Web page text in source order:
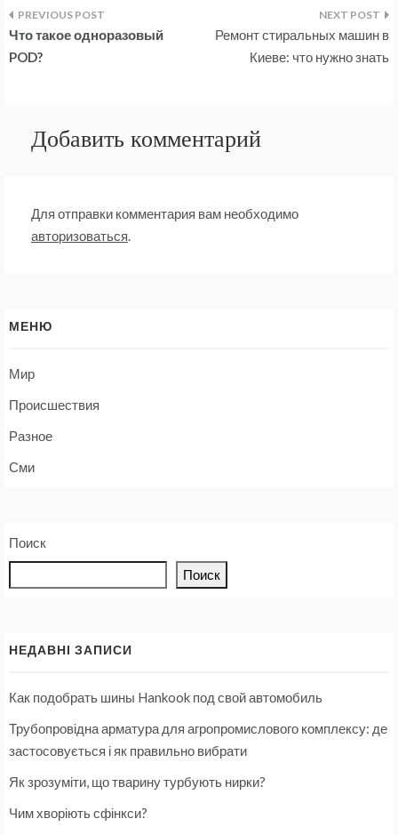
Навигация
по
Что такое одноразовый
POD?
Ремонт стиральных машин в
Киеве: что нужно знать
Добавить комментарий
Для отправки комментария вам необходимо
авторизоваться.
МЕНЮ
Мир
Происшествия
Разное
Сми
Поиск
Поиск
НЕДАВНІ ЗАПИСИ
Как подобрать шины Hankook под свой автомобиль
Трубопровідна арматура для агропромислового комплексу: де
застосовується і як правильно вибрати
Як зрозуміти, що тварину турбують нирки?
Чим хворіють сфінкси?